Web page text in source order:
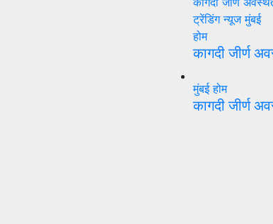
ट्रेंडिंग न्यूजमुंबई
होम
कागदी जीर्ण
मुंबईहोम
कागदी जीर्ण